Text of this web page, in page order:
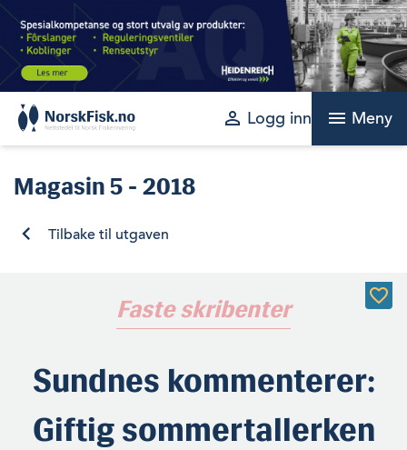
Skip
content
perm_identity Logg inn menu Meny
Magasin5 - 2018
Tilbake til utgaven
Faste skribenter
Sundnes kommenterer:
Giftig sommertallerken